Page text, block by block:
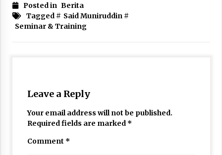
Aliansi Yahudi dan Kristen dalam Dinamika
Nubuwwat
5 months ago
Posted in Berita
Tagged # Said Muniruddin #
Seminar & Training
Leave a Reply
Your email address will not be published.
Required fields are marked *
Comment *